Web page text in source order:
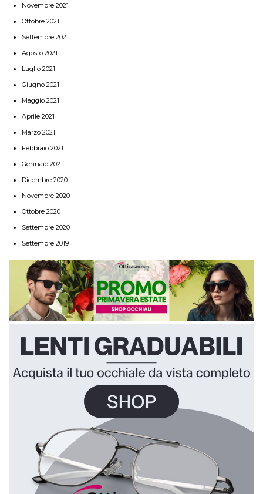
Novembre 2021
Ottobre 2021
Settembre 2021
Agosto 2021
Luglio 2021
Giugno 2021
Maggio 2021
Aprile 2021
Marzo 2021
Febbraio 2021
Gennaio 2021
Dicembre 2020
Novembre 2020
Ottobre 2020
Settembre 2020
Settembre 2019